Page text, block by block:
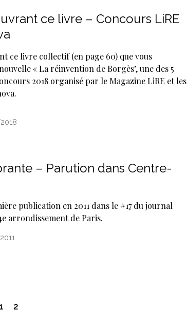
ce livre – Concours LiRE
ce livre collectif (en page 60) que vous
« La réinvention de Borgès", une des 5
2018 organisé par le Magazine LiRE et les
– Parution dans Centre-
publication en 2011 dans le #17 du journal
arrondissement de Paris.
1 2